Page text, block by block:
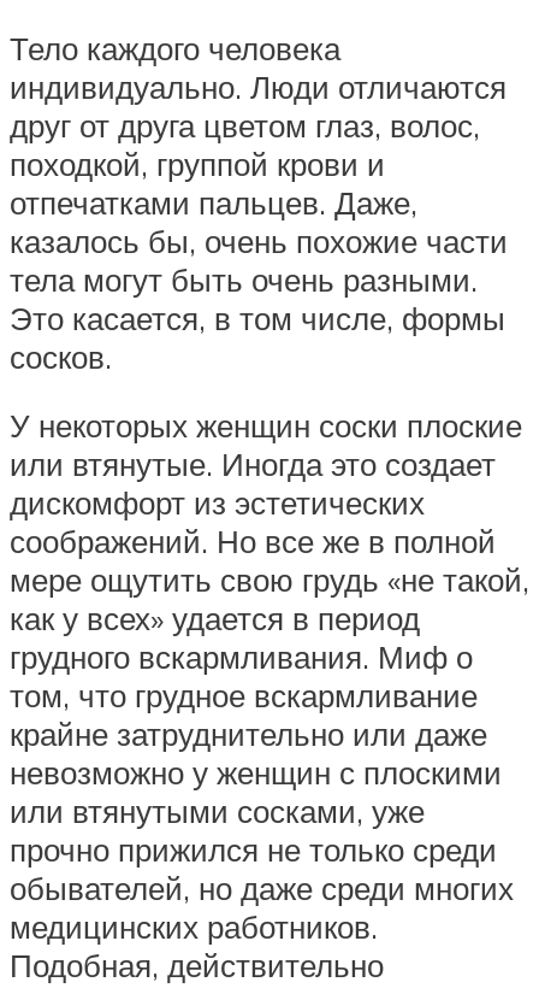
Тело каждого человека
индивидуально. Люди отличаются
друг от друга цветом глаз, волос,
походкой, группой крови и
отпечатками пальцев. Даже,
казалось бы, очень похожие части
тела могут быть очень разными.
Это касается, в том числе, формы
сосков.
У некоторых женщин соски плоские
или втянутые. Иногда это создает
дискомфорт из эстетических
соображений. Но все же в полной
мере ощутить свою грудь «не такой,
как у всех» удается в период
грудного вскармливания. Миф о
том, что грудное вскармливание
крайне затруднительно или даже
невозможно у женщин с плоскими
или втянутыми сосками, уже
прочно прижился не только среди
обывателей, но даже среди многих
медицинских работников.
Подобная, действительно